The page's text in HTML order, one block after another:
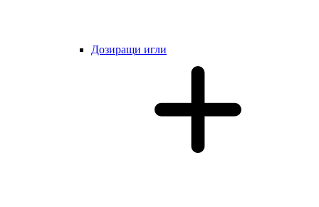
Дозиращи игли